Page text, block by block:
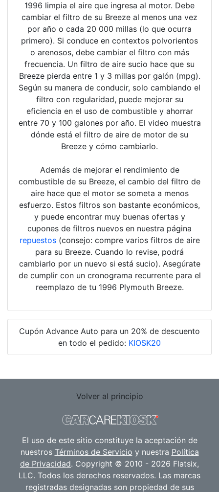
1996 limpia el aire que ingresa al motor. Debe
cambiar el filtro de su Breeze al menos una vez
por año o cada 20 000 millas (lo que ocurra
primero). Si conduce en contextos polvorientos
o arenosos, debe cambiar el filtro con más
frecuencia. Un filtro de aire sucio hace que su
Breeze pierda entre 1 y 3 millas por galón (mpg).
Según su manera de conducir, solo cambiando el
filtro con regularidad, puede mejorar su
eficiencia en el uso de combustible y ahorrar
entre 70 y 100 galones por año. El video muestra
dónde está el filtro de aire de motor de su
Breeze y cómo cambiarlo.
Además de mejorar el rendimiento de
combustible de su Breeze, el cambio del filtro de
aire hace que el motor se someta a menos
esfuerzo. Estos filtros son bastante económicos,
y puede encontrar muy buenas ofertas y
cupones de filtros nuevos en nuestra página
repuestos(consejo: compre varios filtros de aire
para su Breeze. Cuando lo revise, podrá
cambiarlo por un nuevo si está sucio). Asegúrate
de cumplir con un cronograma recurrente para el
reemplazo de tu 1996 Plymouth Breeze.
Cupón Advance Auto para un 20% de descuento
en todo el pedido: KIOSK20
Volver al principio
El uso de este sitio constituye la aceptación de
nuestros Términos de Servicio y nuestra Política
de Privacidad. Copyright © 2010 - 2026 Flatsix,
LLC. Todos los derechos reservados. Las marcas
registradas designadas son propiedad de sus